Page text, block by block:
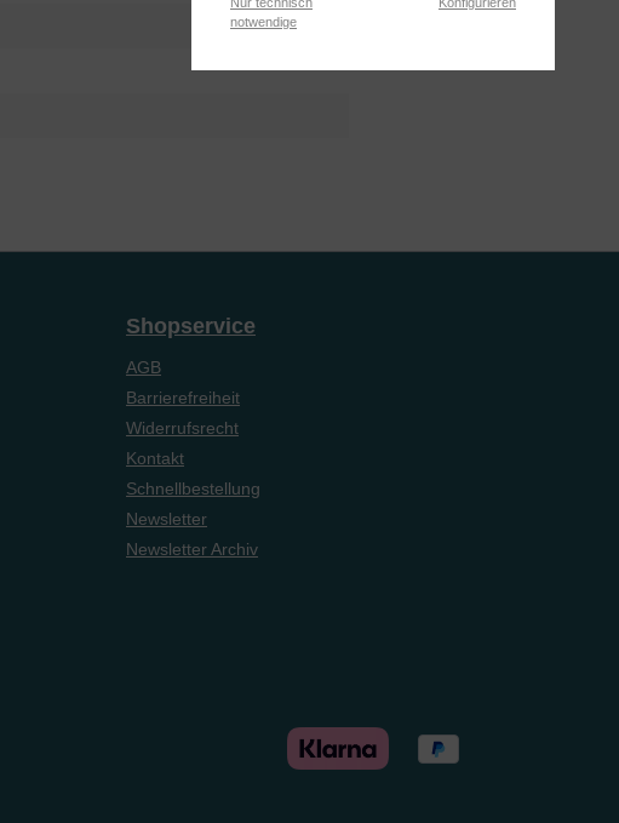
Shopservice
AGB
Barrierefreiheit
Widerrufsrecht
Kontakt
Schnellbestellung
Newsletter
Newsletter Archiv
notwendige